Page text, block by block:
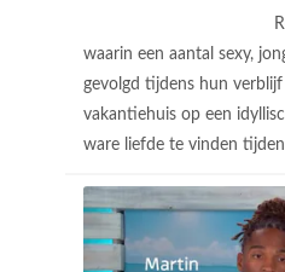
waarin een aantal sexy,
gevolgd tijdens hun
vakantiehuis op een
ware liefde te vinden